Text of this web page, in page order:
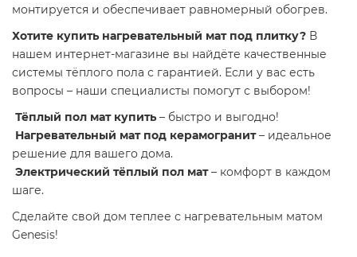
монтируется и обеспечивает равномерный обогрев.
Хотите купить нагревательный мат под плитку? В
нашем интернет-магазине вы найдёте качественные
системы тёплого пола с гарантией. Если у вас есть
вопросы – наши специалисты помогут с выбором!
Тёплый пол мат купить – быстро и выгодно!
Нагревательный мат под керамогранит– идеальное
решение для вашего дома.
Электрический тёплый пол мат– комфорт в каждом
шаге.
Сделайте свой дом теплее с нагревательным матом
Genesis!